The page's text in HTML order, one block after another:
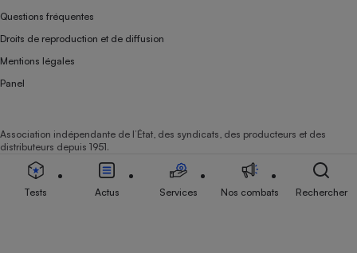
Questions fréquentes
Droits de reproduction et de diffusion
Mentions légales
Panel
Association indépendante de l’État, des syndicats, des producteurs et des
distributeurs depuis 1951.
Tests Actus Services Nos combats Rechercher